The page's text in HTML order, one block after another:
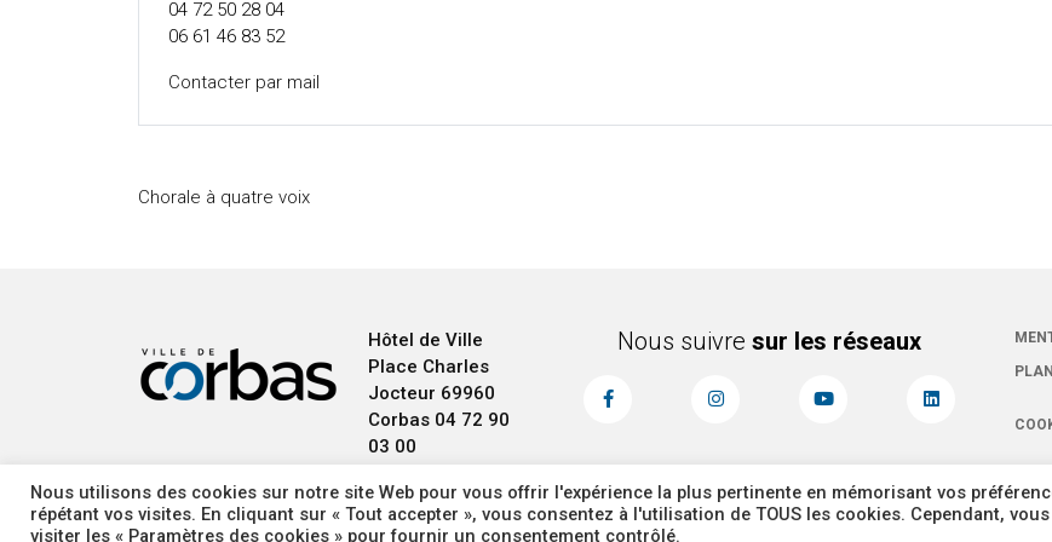
04 72 50 28 04
06 61 46 83 52
Contacter par mail
Chorale à quatre voix
Hôtel de Ville
Place Charles
Jocteur 69960
Corbas 04 72 90
03 00
Nous suivresur les réseaux
Nous utilisons des cookies sur notre site Web pour vous offrir l'expérience la plus pertinente en mémorisant vos
répétant vos visites. En cliquant sur « Tout accepter », vous consentez à l'utilisation de TOUS les cookies. Cependant,
visiter les « Paramètres des cookies » pour fournir un consentement contrôlé.